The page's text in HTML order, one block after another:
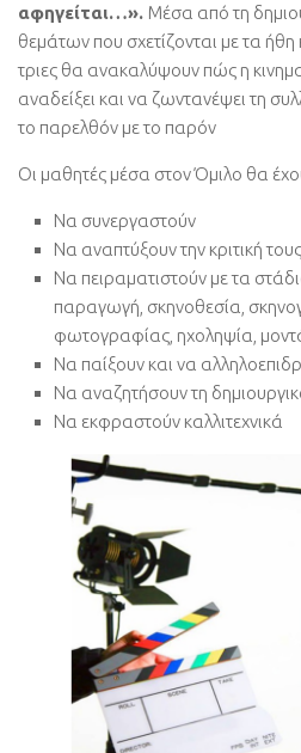
αφηγείται…». Μέσα από τη
θεμάτων που σχετίζονται με τα ήθη
τριες θα ανακαλύψουν πώς η
αναδείξει και να ζωντανέψει τη
το παρελθόν με το παρόν
Οι μαθητές μέσα στον Όμιλο θα
Να συνεργαστούν
Να αναπτύξουν την κριτική
Να πειραματιστούν με τα
παραγωγή, σκηνοθεσία,
φωτογραφίας, ηχοληψία,
Να παίξουν και να
Να αναζητήσουν τη
Να εκφραστούν καλλιτεχνικά